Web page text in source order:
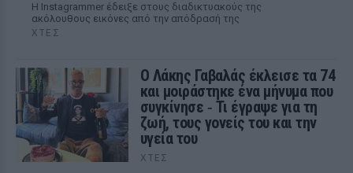
Η Instagrammer έδειξε στους διαδικτυακούς της
ακόλουθους εικόνες από την απόδρασή της
ΧΤΕΣ
Ο Λάκης Γαβαλάς έκλεισε τα 74
και μοιράστηκε ένα μήνυμα που
συγκίνησε ‑ Τι έγραψε για τη
ζωή, τους γονείς του και την
υγεία του
ΧΤΕΣ